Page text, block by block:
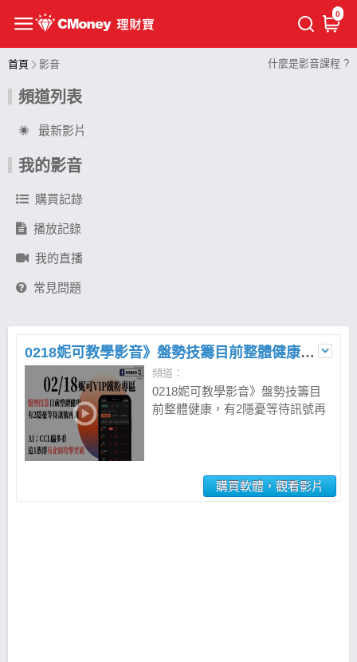
0
首頁 影音 什麼是影音課程 ?
頻道列表
最新影片
我的影音
購買記錄
播放記錄
我的直播
常見問題
0218妮可教學影音》盤勢技籌目前整體健康，有2隱憂等待訊號再說，AI；CCL偏
頻道：
0218妮可教學影音》盤勢技籌目
前整體健康，有2隱憂等待訊號再
購買軟體，觀看影片